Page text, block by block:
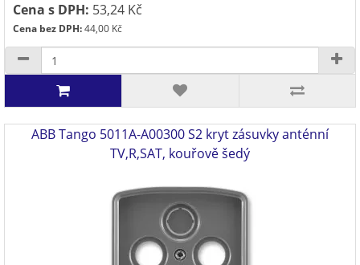
Cena s DPH: 53,24 Kč
Cena bez DPH:44,00 Kč
ABB Tango 5011A-A00300 S2 kryt zásuvky anténní
TV,R,SAT, kouřově šedý